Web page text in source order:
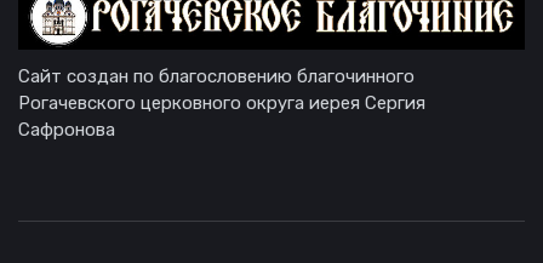
Сайт создан по благословению благочинного
Рогачевского церковного округа иерея Сергия
Сафронова